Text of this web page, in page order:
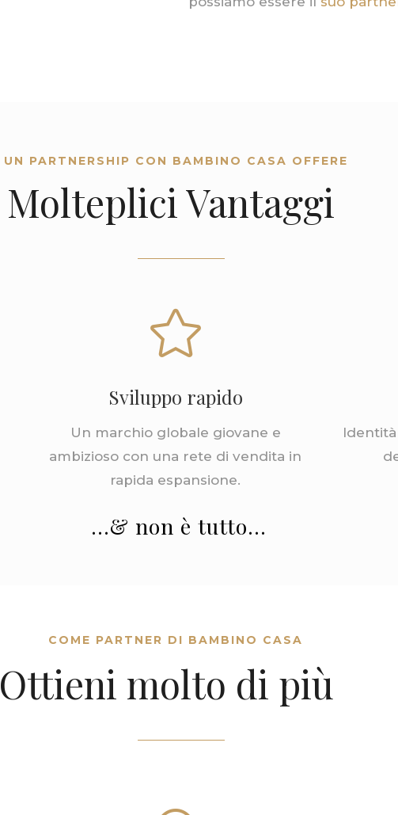
UN PARTNERSHIP CON BAMBINO CASA OFFERE
Molteplici Vantaggi

Sviluppo rapido
Un marchio globale giovane e
ambizioso con una rete di vendita in
rapida espansione.
…& non è tutto…
COME PARTNER DI BAMBINO CASA
Ottieni molto di più